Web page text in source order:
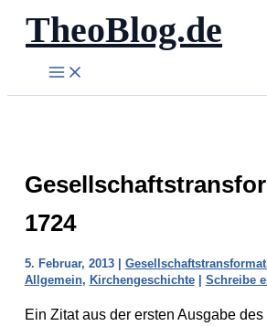
Zum
Inhalt
springen
TheoBlog.de
1724
5. Februar, 2013 |
Allgemein, Kirchengeschichte| Schreibe
Ein Zitat aus der ersten Ausgabe